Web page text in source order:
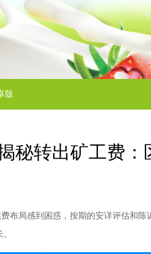
版
秘转出矿工费：
布局感到困惑，按期的安详评估和